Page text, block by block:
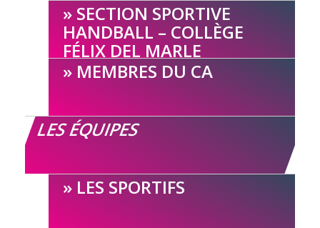
SECTION SPORTIVE
HANDBALL – COLLÈGE
FÉLIX DEL MARLE
MEMBRES DU CA
LES ÉQUIPES
LES SPORTIFS